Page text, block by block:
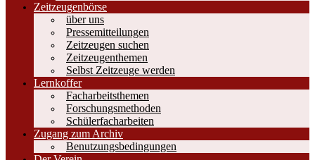
Zeitzeugenbörse
über uns
Pressemitteilungen
Zeitzeugen suchen
Zeitzeugenthemen
Selbst Zeitzeuge werden
Lernkoffer
Facharbeitsthemen
Forschungsmethoden
Schülerfacharbeiten
Zugang zum Archiv
Benutzungsbedingungen